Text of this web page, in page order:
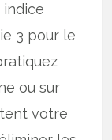
indice
3 pour le
ou sur
votre